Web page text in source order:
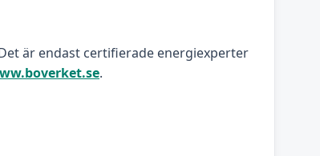
är endast certifierade energiexperter
.